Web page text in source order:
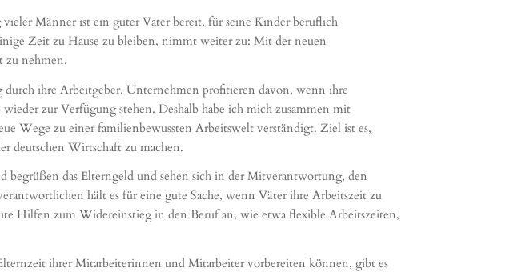
Männer ist ein guter Vater bereit, für seine Kinder beruflich
Zeit zu Hause zu bleiben, nimmt weiter zu: Mit der neuen
zu nehmen.
ihre Arbeitgeber. Unternehmen profitieren davon, wenn ihre
zur Verfügung stehen. Deshalb habe ich mich zusammen mit
Wege zu einer familienbewussten Arbeitswelt verständigt. Ziel ist es,
deutschen Wirtschaft zu machen.
das Elterngeld und sehen sich in der Mitverantwortung, den
hält es für eine gute Sache, wenn Väter ihre Arbeitszeit zu
Hilfen zum Widereinstieg in den Beruf an, wie etwa flexible Arbeitszeiten,
ihrer Mitarbeiterinnen und Mitarbeiter vorbereiten können, gibt es